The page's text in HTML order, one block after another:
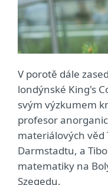
V porotě dále
londýnské King's
svým výzkumem
profesor
materiálových věd
Darmstadtu, a
matematiky na
Szegedu.